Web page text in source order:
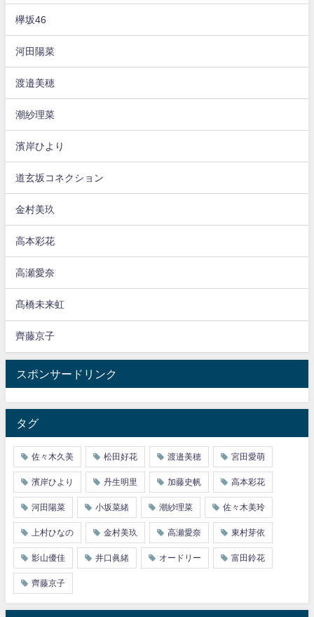
欅坂46
河田陽菜
渡邉美穂
潮紗理菜
濱岸ひより
道玄坂コネクション
金村美玖
高本彩花
高瀬愛奈
髙橋未来虹
齊藤京子
スポンサードリンク
タグ
佐々木久美 松田好花 渡邉美穂 宮田愛萌
濱岸ひより 丹生明里 加藤史帆 高本彩花
河田陽菜 小坂菜緒 潮紗理菜 佐々木美玲
上村ひなの 金村美玖 高瀬愛奈 東村芽依
影山優佳 井口眞緒 オードリー 富田鈴花
齊藤京子